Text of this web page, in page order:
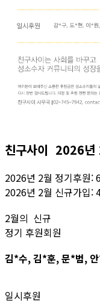
친구사이 2026년
2026년 2월 정기후원:
2026년 2월 신규가입:
2월의 신규
정기 후원회원
김*수, 김*훈, 문*범,
일시후원